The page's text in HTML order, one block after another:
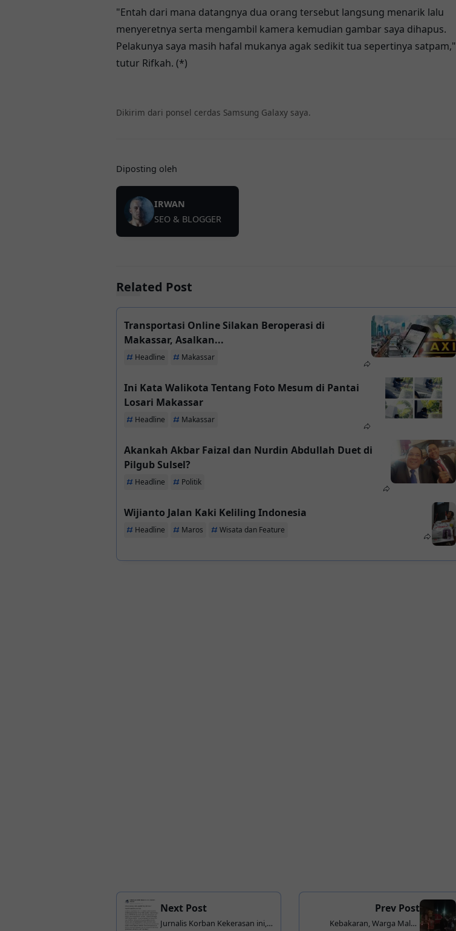
"Entah dari mana datangnya dua orang tersebut langsung menarik lalu
menyeretnya serta mengambil kamera kemudian gambar saya dihapus.
Pelakunya saya masih hafal mukanya agak sedikit tua sepertinya satpam,"
tutur Rifkah. (*)
Dikirim dari ponsel cerdas Samsung Galaxy saya.
Diposting oleh
IRWAN
SEO & BLOGGER
Related Post
Transportasi Online Silakan Beroperasi di
Makassar, Asalkan...
Headline Makassar
Ini Kata Walikota Tentang Foto Mesum di Pantai
Losari Makassar
Headline Makassar
Akankah Akbar Faizal dan Nurdin Abdullah Duet di
Pilgub Sulsel?
Headline Politik
Wijianto Jalan Kaki Keliling Indonesia
Headline Maros Wisata dan Feature
Next Post
Jurnalis Korban Kekerasan ini,
Prev Post
Kebakaran, Warga Malah